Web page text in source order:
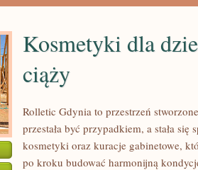
Kosmetyki dla
ciąży
Rolletic Gdynia to przestrzeń
przestała być przypadkiem, a stała
kosmetyki oraz kuracje gabinetowe,
po kroku budować harmonijną